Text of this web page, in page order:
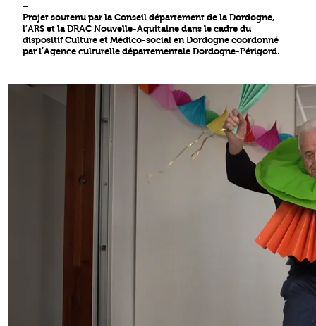
–
Projet soutenu par la Conseil département de la Dordogne,
l’ARS et la DRAC Nouvelle-Aquitaine dans le cadre du
dispositif Culture et Médico-social en Dordogne coordonné
par l’Agence culturelle départementale Dordogne-Périgord.